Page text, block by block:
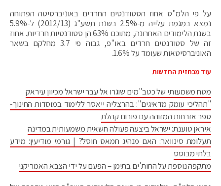
על פי הלמ"ס אחוז הסטודנטים החרדים באוניברסיטה הפתוחה
נמצא במגמת עלייה מ-2.5% בשנת תשע"ג (2012/13) ל-5.9%
בשנת הלימודים האחרונה, מתוכם 63% הן סטודנטיות חרדיות. אחוז
זה של סטודנטים חרדים באו"פ, גבוה פי 3.7 מחלקם בשאר
האוניברסיטאות שעומד על 1.6%.
עוד מבחזית החדשות
מטח משמעותי של כטב"מים שוגרו אל עבר ישראל מכיוון עיראק
"תהליכי עומק מדאיגים": בהרצליה ייאסר ללימוד במוסדות החינוך-
ספר אזרחות המזוהה עם פורום קהלת
איראן טוענת: ישראל ביצעה פעולה חשאית משמעותית במדינה
תעלומת סינוואר: האם מנהיג חמאס חוסל? | גורמי מודיעין: מידע
בלתי מבוסס
מתקפה נוספת על החות'ים בתימן – הפעם על ידי הצבא האמריקני